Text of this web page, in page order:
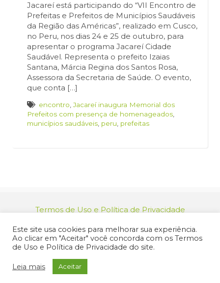
Jacareí está participando do “VII Encontro de
Prefeitas e Prefeitos de Municípios Saudáveis
da Região das Américas”, realizado em Cusco,
no Peru, nos dias 24 e 25 de outubro, para
apresentar o programa Jacareí Cidade
Saudável. Representa o prefeito Izaias
Santana, Márcia Regina dos Santos Rosa,
Assessora da Secretaria de Saúde. O evento,
que conta […]
encontro ,Jacareí inaugura Memorial dos
Prefeitos com presença de homenageados
municípios saudáveis peru prefeitas
Termos de Uso e Política de Privacidade
46.694.139/0001-83 | (12) 3955-9000
Endereço: Praça dos Três Poderes, 73 - Centro -
Jacareí/SP - CEP 12327-170
Este site usa cookies para melhorar sua experiência.
Ao clicar em "Aceitar" você concorda com os Termos
de Uso e Política de Privacidade do site.
Leia mais Aceitar